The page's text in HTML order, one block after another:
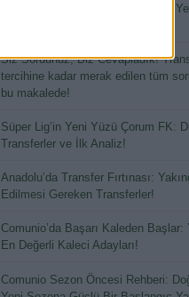
Büyük İsimler, Büyük Beklentiler:
Siz Sordunuz, Biz Cevapladık!
tercihine kadar merak edilen tüm
bu makalede!
Süper Lig’in Yeni Yüzü Çorum FK:
Transferler ve İlk Analiz!
Anadolu’da Transfer Fırtınası:
Edilmesi Gereken Transferler!
Comunio’da Başarı Kaleden
En Değerli Kaleci Adayları!
Comunio Sezon Öncesi Rehberi: